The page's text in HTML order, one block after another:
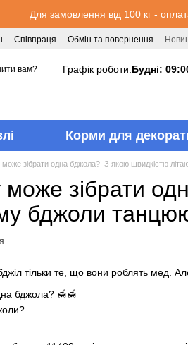
Для замовлення від 100 кг -
Співпраця Обмін та повернення
вам? Графік роботи:Будні:
Корми для
може зібрати одна бджола? З якою швидкістю
може зібрати
бджоли
тільки те, що вони роблять мед.
бджола? 🍯🍯